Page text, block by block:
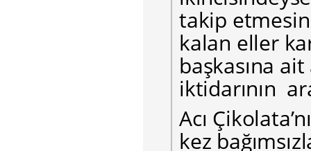
takip
kalan eller
başkasına
iktidarının
Acı
kez